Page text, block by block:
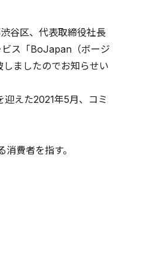
谷区、代表取締役社長
ス「BoJapan（ボージ
ましたのでお知らせい
えた2021年5月、コミ
費者を指す。